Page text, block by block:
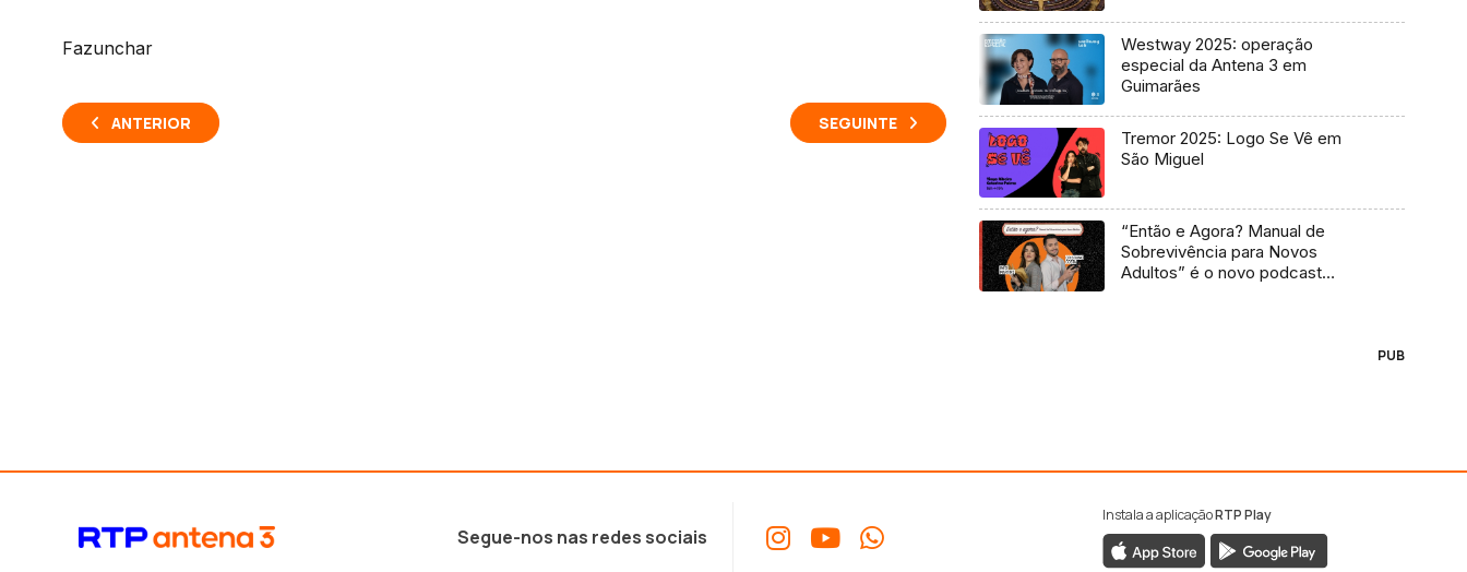
Fazunchar
ANTERIOR SEGUINTE
Westway 2025: operação
especial da Antena 3 em
Guimarães
Tremor 2025: Logo Se Vê em
São Miguel
“Então e Agora? Manual de
Sobrevivência para Novos
Adultos” é o novo podcast
PUB
Segue-nos nas redes sociais
Instala a aplicaçãoRTP Play